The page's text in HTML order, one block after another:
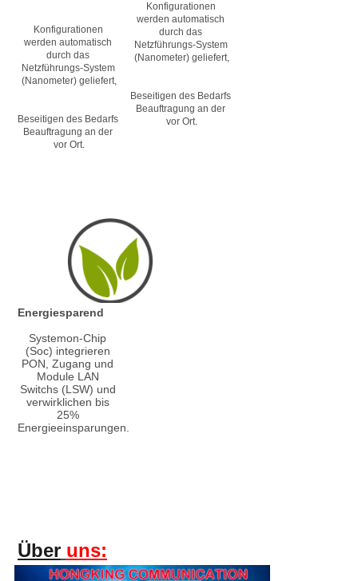
Konfigurationen
werden automatisch
durch das
Netzführungs-System
(Nanometer) geliefert,
Beseitigen des Bedarfs
Beauftragung an der
vor Ort.
Konfigurationen
werden automatisch
durch das
Netzführungs-System
(Nanometer) geliefert,
Beseitigen des Bedarfs
Beauftragung an der
vor Ort.
Energiesparend
Systemon-Chip
(Soc) integrieren
PON, Zugang und
Module LAN
Switchs (LSW) und
verwirklichen bis
25%
Energieeinsparungen.
Über uns: